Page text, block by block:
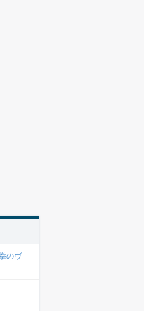
のヴ